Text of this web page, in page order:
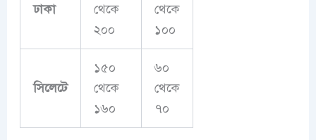
ঢাকা
থেকে
২০০
থেকে
১০০
সিলেটে
১৫০
থেকে
১৬০
৬০
থেকে
৭০